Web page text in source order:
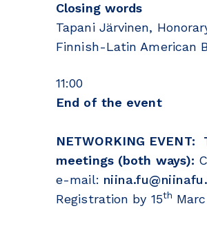
Closing words
Tapani Järvinen,
Finnish-Latin American
11:00
End of the event
NETWORKING
meetings (both ways):
e-mail:
Registration by 15th